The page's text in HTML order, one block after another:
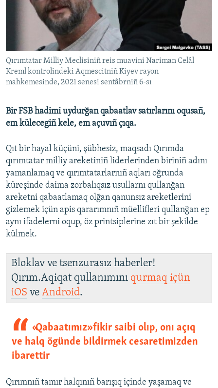
Русский
Українською
QOŞULIÑIZ!
RFE/RS bütün saytları
Qırımtatar Milliy Meclisiniñ reis muavini Nariman Celâl
Kreml kontrolindeki Aqmescitniñ Kiyev rayon
mahkemesinde, 2021 senesi sentâbrniñ 6-sı
Bir FSB hadimi uydurğan qabaatlav satırlarını oqusañ,
em külecegiñ kele, em açuvıñ çıqa.
Qıt bir hayal küçüni, şübhesiz, maqsadı Qırımda
qırımtatar milliy areketiniñ liderlerinden biriniñ adını
yamanlamaq ve qırımtatarlarnıñ aqları oğrunda
küreşinde daima zorbalıqsız usullarnı qullanğan
areketni qabaatlamaq olğan qanunsız areketlerini
gizlemek içün apis qararımnıñ müellifleri qullanğan ep
aynı ifadelerni oqup, öz printsiplerine zıt bir şekilde
külmek.
Bloklav ve tsenzurasız haberler!
Qırım.Aqiqat qullanımını qurmaq içün
iOS ve Android.
«Qabaatımız» fikir saibi olıp, onı açıq
ve halq ögünde bildirmek cesaretimizden
ibarettir
Qırımnıñ tamır halqınıñ barışıq içinde yaşamaq ve